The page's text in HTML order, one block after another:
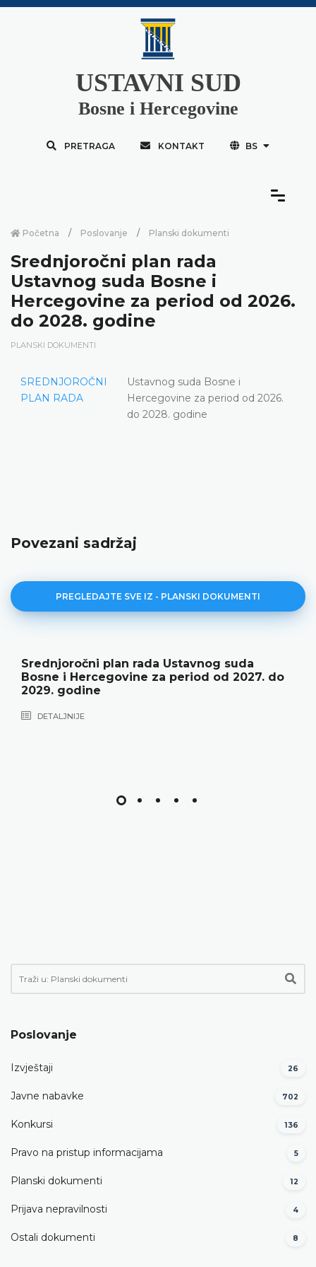
USTAVNI SUD
Bosne i Hercegovine
PRETRAGA KONTAKT BS
Početna Poslovanje Planski dokumenti
Srednjoročni plan rada
Ustavnog suda Bosne i
Hercegovine za period od 2026.
do 2028. godine
PLANSKI DOKUMENTI
SREDNJOROČNI
PLAN RADA
Ustavnog suda Bosne i
Hercegovine za period od 2026.
do 2028. godine
Povezani sadržaj
PREGLEDAJTE SVE IZ - PLANSKI DOKUMENTI
Srednjoročni plan rada Ustavnog suda
Bosne i Hercegovine za period od 2027. do
2029. godine
DETALJNIJE
Poslovanje
Izvještaji 26
Javne nabavke 702
Konkursi 136
Pravo na pristup informacijama 5
Planski dokumenti 12
Prijava nepravilnosti 4
Ostali dokumenti 8